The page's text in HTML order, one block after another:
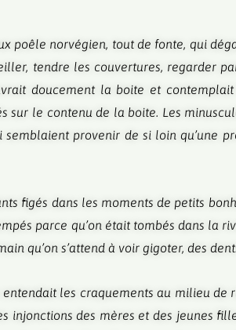
poêle norvégien, tout de fonte, qui
tendre les couvertures, regarder
doucement la boite et
le contenu de la boite. Les
provenir de si loin qu’une
figés dans les moments de petits
parce qu’on était tombés dans la
qu’on s’attend à voir gigoter, des
les craquements au milieu de
injonctions des mères et des jeunes